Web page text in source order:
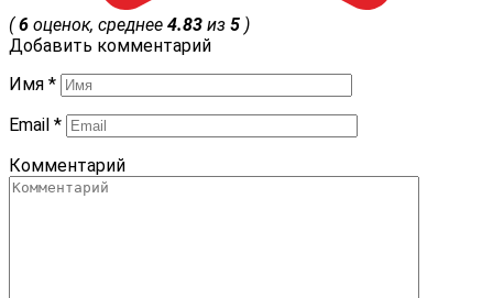
(6 оценок, среднее 4.83 из 5 )
Добавить комментарий
Имя *
Email *
Комментарий